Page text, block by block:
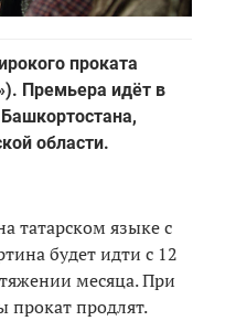
проката
Премьера идёт в
области.
татарском языке с
будет идти с 12
месяца. При
прокат продлят.